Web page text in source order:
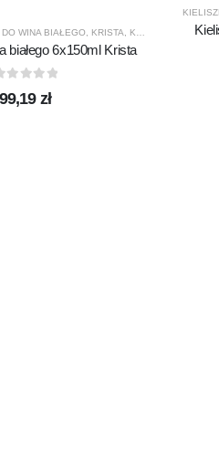
WINA BIAŁEGO, KRISTA, KROSNO GLASS ,
białego 6x150ml Krista
99,19 zł